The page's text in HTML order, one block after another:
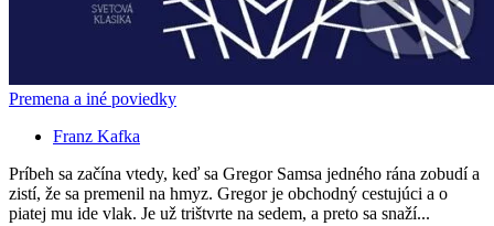
Premena a iné poviedky
Franz Kafka
Príbeh sa začína vtedy, keď sa Gregor Samsa jedného rána zobudí a
zistí, že sa premenil na hmyz. Gregor je obchodný cestujúci a o
piatej mu ide vlak. Je už trištvrte na sedem, a preto sa snaží...